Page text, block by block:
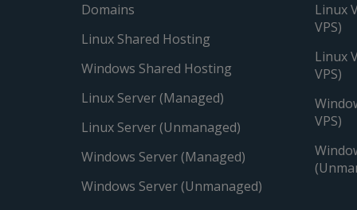
Domains
Linux Shared Hosting
Windows Shared Hosting
Linux Server (Managed)
Linux Server (Unmanaged)
Windows Server (Managed)
Windows Server (Unmanaged)
Linux
VPS)
Linux
VPS)
VPS)